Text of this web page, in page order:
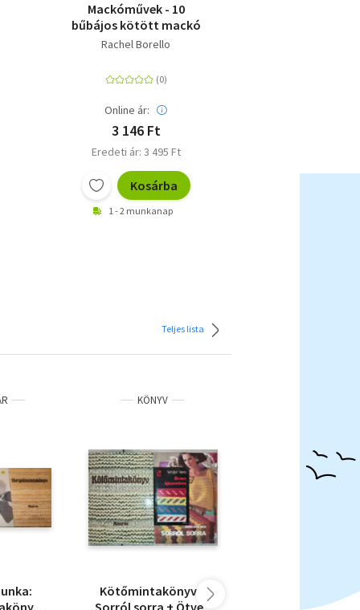
Mackóművek - 10
bűbájos kötött mackó
Rachel Borello
Online ár:
3 146 Ft
Eredeti ár: 3 495 Ft
Kosárba
1 - 2 munkanap
Teljes lista
+
KÖNYV
Kötőmintakönyv +
Sorról sorra + Ötven
4 db kötet
és kötésről,